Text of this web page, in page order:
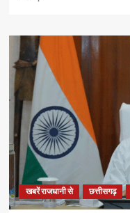
में
उत्कृष्ट
कार्यों
छत्तीसगढ़
को
मिला
3
पुरस्कार
के
बारे
में
और
खबरें राजधानी से छत्तीसगढ़